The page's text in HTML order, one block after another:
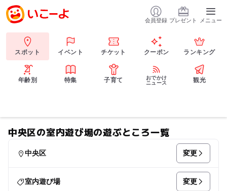
会員登録 プレゼント メニュー
スポット イベント チケット クーポン ランキング
年齢別 特集 子育て
おでかけ
ニュース
観光
中央区の室内遊び場の遊ぶところ一覧
中央区 変更
室内遊び場 変更